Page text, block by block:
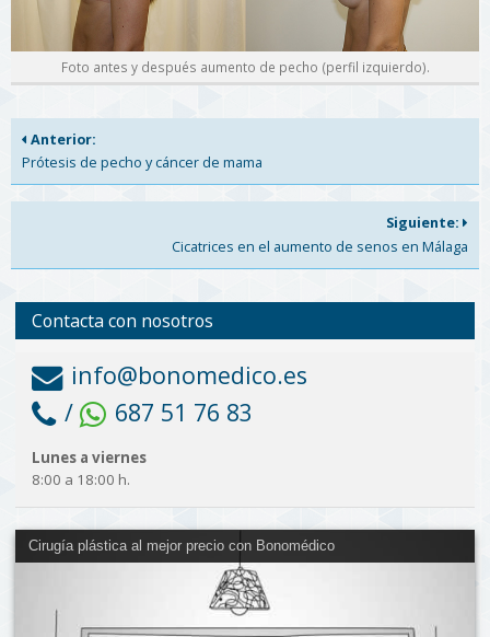
Foto antes y después aumento de pecho (perfil izquierdo).
Anterior:
Prótesis de pecho y cáncer de mama
Siguiente:
Cicatrices en el aumento de senos en Málaga
Contacta con nosotros
info@bonomedico.es
/
687 51 76 83
Lunes a viernes
8:00 a 18:00 h.
Cirugía plástica al mejor precio con Bonomédico